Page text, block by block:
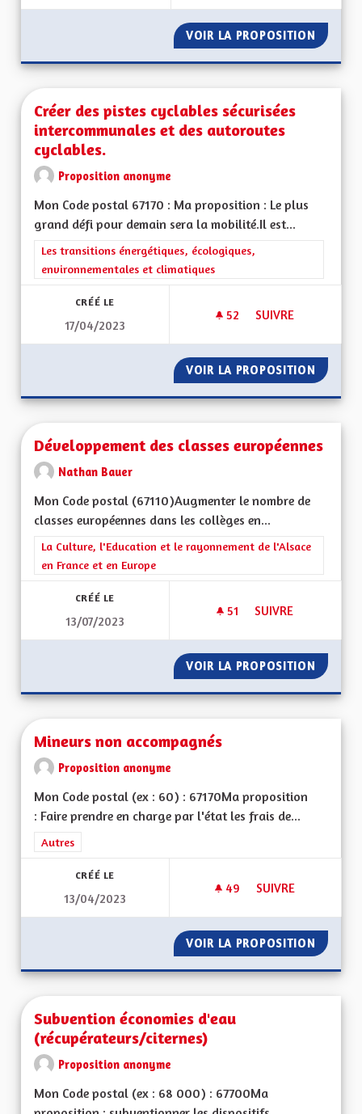
VOIR LA PROPOSITION
Créer des pistes cyclables sécurisées
intercommunales et des autoroutes
cyclables.
Proposition anonyme
Mon Code postal 67170 : Ma proposition : Le plus
grand défi pour demain sera la mobilité.Il est...
Filtrer les résultats de la catégorie : Les transitions
Les transitions énergétiques, écologiques,
environnementales et climatiques
CRÉÉ LE
17/04/2023
52 52 ABONNÉS
SUIVRE
VOIR LA PROPOSITION
Développement des classes européennes
Nathan Bauer
Mon Code postal (67110)Augmenter le nombre de
classes européennes dans les collèges en...
Filtrer les résultats de la catégorie : La Culture, l'Education et
La Culture, l'Education et le rayonnement de l'Alsace
en France et en Europe
CRÉÉ LE
13/07/2023
51 51 ABONNÉS
SUIVRE
VOIR LA PROPOSITION
Mineurs non accompagnés
Proposition anonyme
Mon Code postal (ex : 60) : 67170Ma proposition
: Faire prendre en charge par l'état les frais de...
Filtrer les résultats de la catégorie : Autres
Autres
CRÉÉ LE
13/04/2023
49 49 ABONNÉS
SUIVRE
VOIR LA PROPOSITION
Subvention économies d'eau
(récupérateurs/citernes)
Proposition anonyme
Mon Code postal (ex : 68 000) : 67700Ma